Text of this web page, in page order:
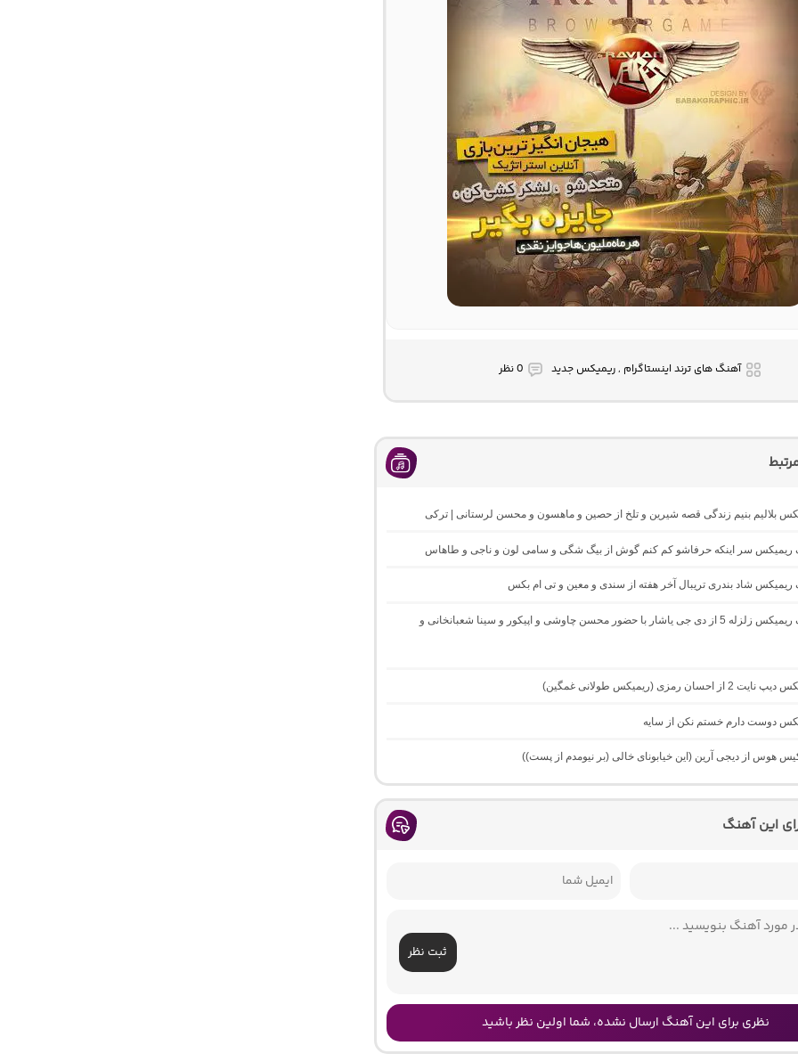
آهنگ های ترند اینستاگرام , ریمیکس جدید 0 نظر
بلالیم بنیم زندگی قصه شیرین و تلخ از حصین و ماهسون و محسن لرستانی | ترکی
ریمیکس سر اینکه حرفاشو کم کنم گوش از بیگ شگی و سامی لون و ناجی و طاهاس
ریمیکس شاد بندری تریبال آخر هفته از سندی و معین و تی ام بکس
دانلود آهنگ ریمیکس زلزله 5 از دی جی یاشار با حضور محسن چاوشی و اپیکور و سینا شعبانخانی و
احسان رمزی (ریمیکس طولانی غمگین)
دوست دارم خستم نکن از سایه
هوس از دیجی آرین (این خیابونای خالی (بر نیومدم از پست))
این آهنگ
ثبت نظر
نظری برای این آهنگ ارسال نشده، شما اولین نظر باشید